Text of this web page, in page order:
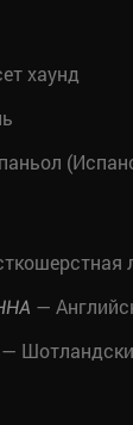
хаунд
—